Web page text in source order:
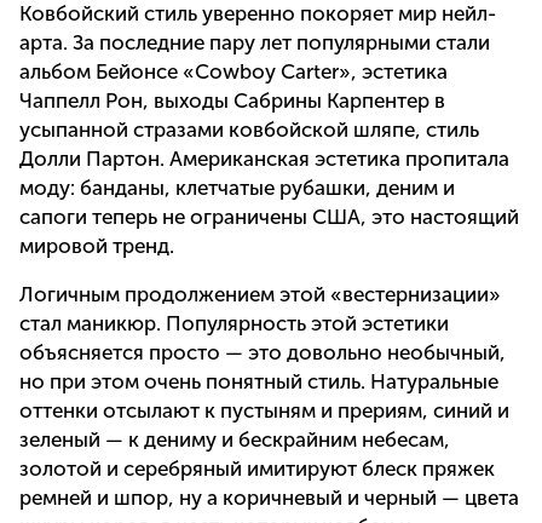
Ковбойский стиль уверенно покоряет мир нейл-
арта. За последние пару лет популярными стали
альбом Бейонсе «Cowboy Carter», эстетика
Чаппелл Рон, выходы Сабрины Карпентер в
усыпанной стразами ковбойской шляпе, стиль
Долли Партон. Американская эстетика пропитала
моду: банданы, клетчатые рубашки, деним и
сапоги теперь не ограничены США, это настоящий
мировой тренд.
Логичным продолжением этой «вестернизации»
стал маникюр. Популярность этой эстетики
объясняется просто — это довольно необычный,
но при этом очень понятный стиль. Натуральные
оттенки отсылают к пустыням и прериям, синий и
зеленый — к дениму и бескрайним небесам,
золотой и серебряный имитируют блеск пряжек
ремней и шпор, ну а коричневый и черный — цвета